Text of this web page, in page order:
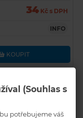
(Souhlas s
potřebujeme váš
34 Kč s DPH
INFO
KOUPIT